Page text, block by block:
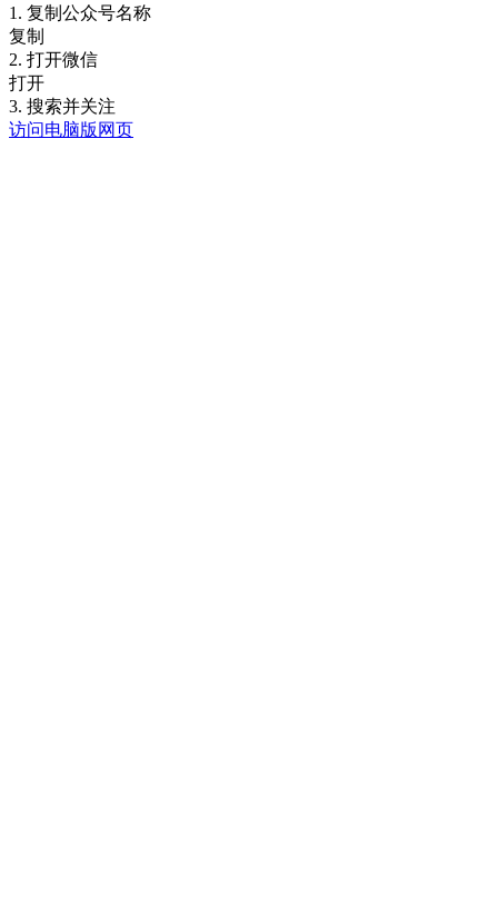
1. 复制公众号名称
复制
2. 打开微信
打开
3. 搜索并关注
访问电脑版网页